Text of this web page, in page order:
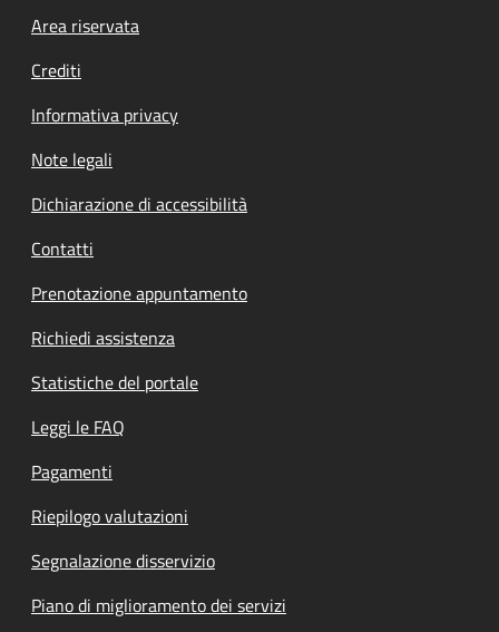
Footer menu
Area riservata
Crediti
Informativa privacy
Note legali
Dichiarazione di accessibilità
Contatti
Prenotazione appuntamento
Richiedi assistenza
Statistiche del portale
Leggi le FAQ
Pagamenti
Riepilogo valutazioni
Segnalazione disservizio
Piano di miglioramento dei servizi